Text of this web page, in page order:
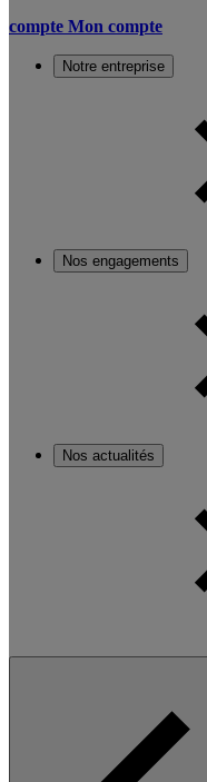
compte Mon compte
Notre entreprise
Nos engagements
Nos actualités